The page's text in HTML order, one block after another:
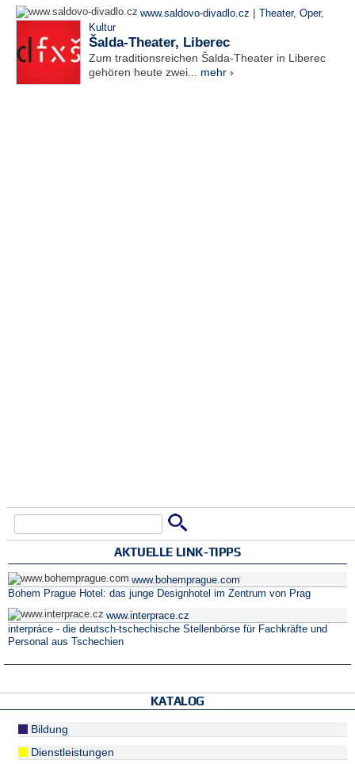
www.saldovo-divadlo.cz | Theater, Oper,
Kultur
Šalda-Theater, Liberec
Zum traditionsreichen Šalda-Theater in Liberec
gehören heute zwei... mehr ›
AKTUELLE LINK-TIPPS
www.bohemprague.com
Bohem Prague Hotel: das junge Designhotel im Zentrum von Prag
www.interprace.cz
interpráce - die deutsch-tschechische Stellenbörse für Fachkräfte und
Personal aus Tschechien
KATALOG
Bildung
Dienstleistungen